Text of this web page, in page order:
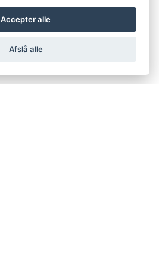
Accepter alle
Afslå alle